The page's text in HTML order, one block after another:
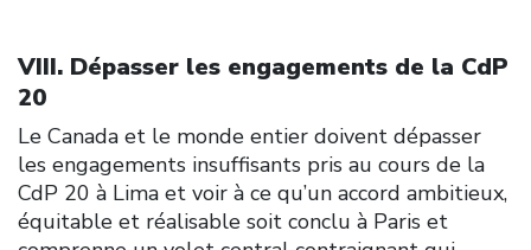
VIII. Dépasser les engagements de la CdP
20
Le Canada et le monde entier doivent dépasser
les engagements insuffisants pris au cours de la
CdP 20 à Lima et voir à ce qu’un accord ambitieux,
équitable et réalisable soit conclu à Paris et